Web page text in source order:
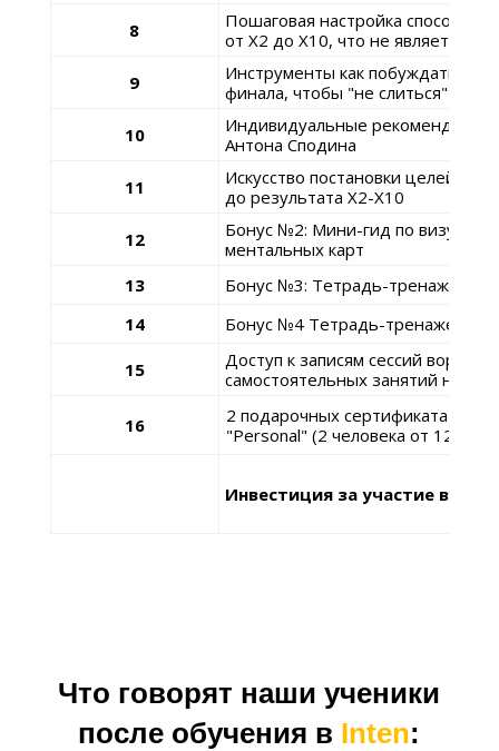
8
Пошаговая настройка способа
от Х2 до Х10, что не является
9
Инструменты как побуждать
финала, чтобы "не слиться" по
10
Индивидуальные рекомендации
Антона Сподина
11
Искусство постановки целей и
до результата Х2-Х10
12
Бонус №2: Мини-гид по
ментальных карт
13
Бонус №3: Тетрадь-тренажер
14
Бонус №4 Тетрадь-тренажер
15
Доступ к записям сессий
самостоятельных занятий на
16
2 подарочных сертификата
"Personal" (2 человека от 12 лет).
Инвестиция за участие в
Что говорят наши ученики
после обучения в Inten: